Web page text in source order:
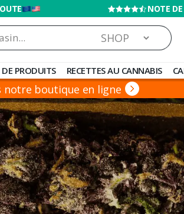
NOTE
PRODUITS RECETTES AU CANNABIS
notre boutique en ligne